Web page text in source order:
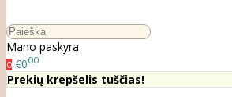
Mano paskyra
0 €000
Prekių krepšelis tuščias!